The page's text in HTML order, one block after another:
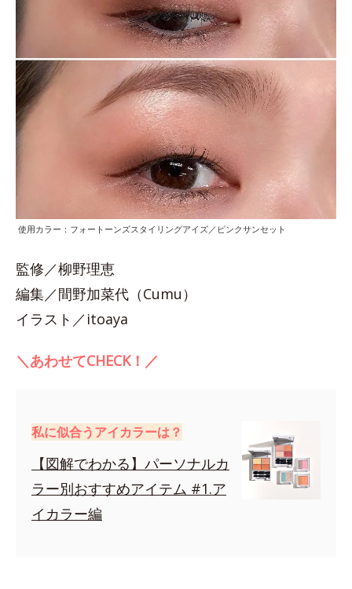
使用カラー：フォートーンズスタイリングアイズ／ピンクサンセット
監修／柳野理恵
編集／間野加菜代（Cumu）
イラスト／itoaya
＼あわせてCHECK！／
私に似合うアイカラーは？
【図解でわかる】パーソナルカ
ラー別おすすめアイテム #1.ア
イカラー編